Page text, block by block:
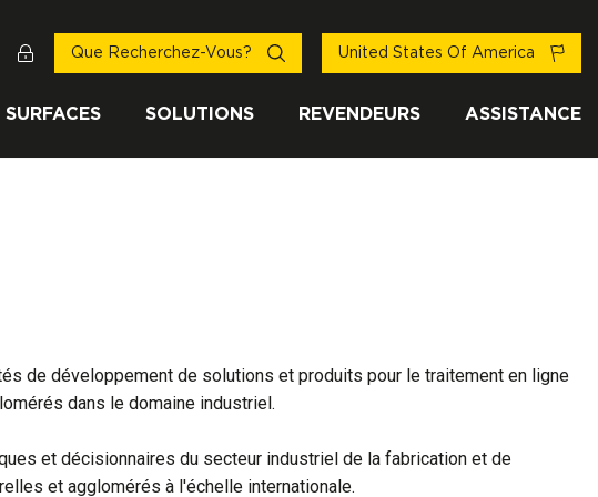
SURFACES SOLUTIONS REVENDEURS ASSISTANCE
Que Recherchez-Vous? United States Of America
de développement de solutions et produits pour le traitement en ligne
dans le domaine industriel.
et décisionnaires du secteur industriel de la fabrication et de
et agglomérés à l'échelle internationale.